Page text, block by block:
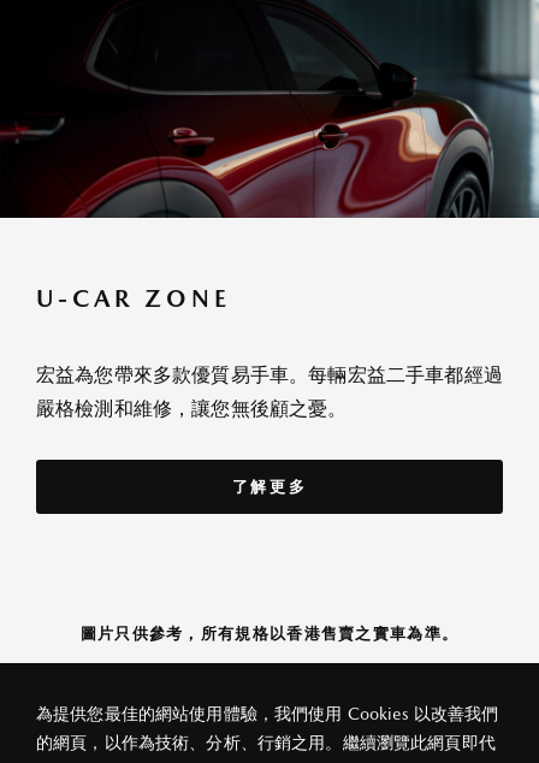
為提供您最佳的網站使用體驗，我們使用 Cookies 以改善我們
的網頁，以作為技術、分析、行銷之用。繼續瀏覽此網頁即代
U-CAR ZONE
宏益為您帶來多款優質易手車。每輛宏益二手車都經過
嚴格檢測和維修，讓您無後顧之憂。
了解更多
圖片只供參考，所有規格以香港售賣之實車為準。